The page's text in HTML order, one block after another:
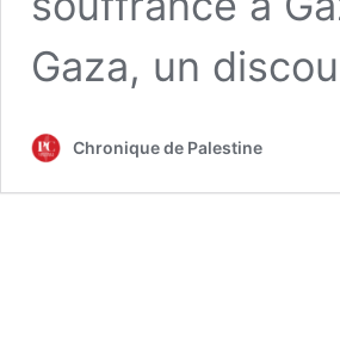
Gaza, un
Chronique de Palestine